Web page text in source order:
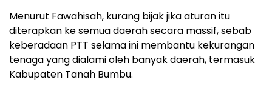
Menurut Fawahisah, kurang bijak jika aturan itu
diterapkan ke semua daerah secara massif, sebab
keberadaan PTT selama ini membantu kekurangan
tenaga yang dialami oleh banyak daerah, termasuk
Kabupaten Tanah Bumbu.